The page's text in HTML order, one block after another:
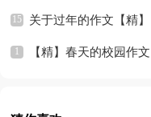
关于过年的作文【精】
【精】春天的校园作文